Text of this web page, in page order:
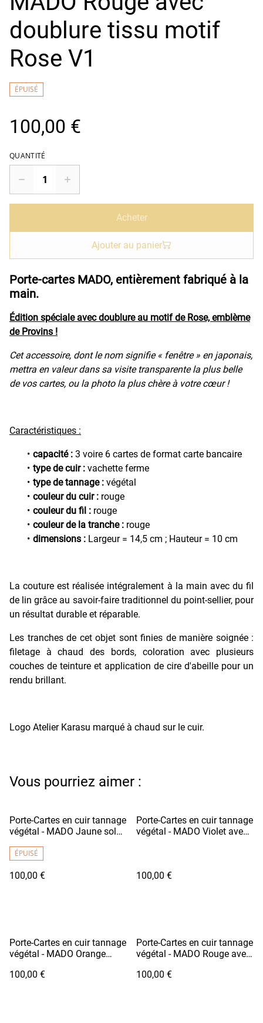
doublure tissu motif
Rose V1
ÉPUISÉ
100,00 €
QUANTITÉ
Acheter
Ajouter au panier
Porte-cartes MADO, entièrement fabriqué à la
main.
Édition spéciale avec doublure au motif de Rose, emblème
de Provins !
Cet accessoire, dont le nom signifie « fenêtre » en japonais,
mettra en valeur dans sa visite transparente la plus belle
de vos cartes, ou la photo la plus chère à votre cœur !
Caractéristiques :
capacité : 3 voire 6 cartes de format carte bancaire
type de cuir : vachette ferme
type de tannage : végétal
couleur du cuir : rouge
couleur du fil : rouge
couleur de la tranche : rouge
dimensions : Largeur = 14,5 cm ; Hauteur = 10 cm
La couture est réalisée intégralement à la main avec du fil
de lin grâce au savoir-faire traditionnel du point-sellier, pour
un résultat durable et réparable.
Les tranches de cet objet sont finies de manière soignée :
filetage à chaud des bords, coloration avec plusieurs
couches de teinture et application de cire d'abeille pour un
rendu brillant.
Logo Atelier Karasu marqué à chaud sur le cuir.
Vous pourriez aimer :
Porte-Cartes en cuir tannage
végétal - MADO Jaune soleil
japonais motif fleurs
ÉPUISÉ
100,00 €
Porte-Cartes en cuir tannage
végétal - MADO Violet avec
100,00 €
Porte-Cartes en cuir tannage
végétal - MADO Orange
japonais motif Mont Fuji
100,00 €
Porte-Cartes en cuir tannage
végétal - MADO Rouge avec
V2
100,00 €